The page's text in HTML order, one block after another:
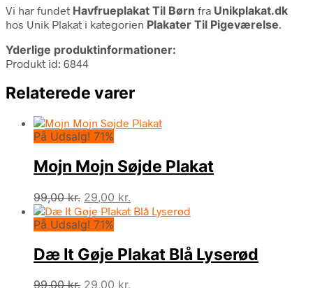
Vi har fundet Havfrueplakat Til Børn fra Unikplakat.dk
hos Unik Plakat i kategorien Plakater Til Pigeværelse.
Yderlige produktinformationer:
Produkt id: 6844
Relaterede varer
På Udsalg! 71%
Mojn Mojn Søjde Plakat
99,00kr. Den
oprindelige
pris
99,00 kr..
29,00 kr.
aktuelle
29,00 kr..
På Udsalg! 71%
Dæ It Gøje Plakat Blå Lyserød
99,00kr. Den
29,00 kr.